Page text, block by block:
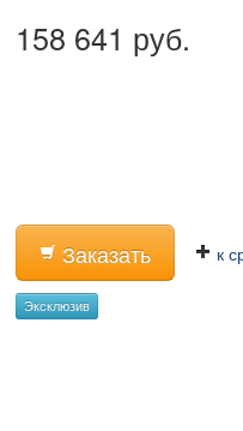
158 641 руб.
Заказать к
Эксклюзив